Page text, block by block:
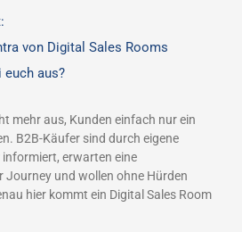
von Digital Sales Rooms
euch aus?
mehr aus, Kunden einfach nur ein
B2B-Käufer sind durch eigene
erwarten eine
Journey und wollen ohne Hürden
hier kommt ein Digital Sales Room